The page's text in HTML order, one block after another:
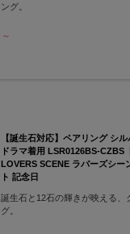
ング。
～
【誕生石対応】ペアリング シ
ドラマ着用 LSR0126BS-CZBS
LOVERS SCENE ラバーズシ
ト 記念日
誕生石と12石の輝きが映える、
グ。